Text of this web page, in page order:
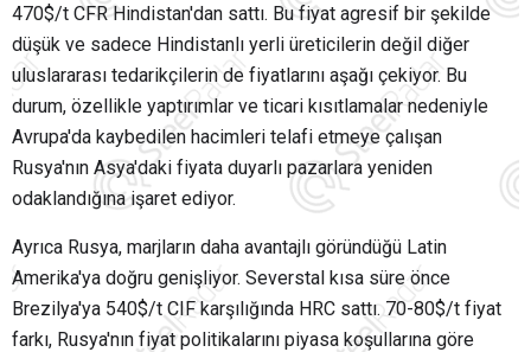
470$/t CFR Hindistan'dan sattı. Bu fiyat agresif bir şekilde
düşük ve sadece Hindistanlı yerli üreticilerin değil diğer
uluslararası tedarikçilerin de fiyatlarını aşağı çekiyor. Bu
durum, özellikle yaptırımlar ve ticari kısıtlamalar nedeniyle
Avrupa'da kaybedilen hacimleri telafi etmeye çalışan
Rusya'nın Asya'daki fiyata duyarlı pazarlara yeniden
odaklandığına işaret ediyor.
Ayrıca Rusya, marjların daha avantajlı göründüğü Latin
Amerika'ya doğru genişliyor. Severstal kısa süre önce
Brezilya'ya 540$/t CIF karşılığında HRC sattı. 70-80$/t fiyat
farkı, Rusya'nın fiyat politikalarını piyasa koşullarına göre